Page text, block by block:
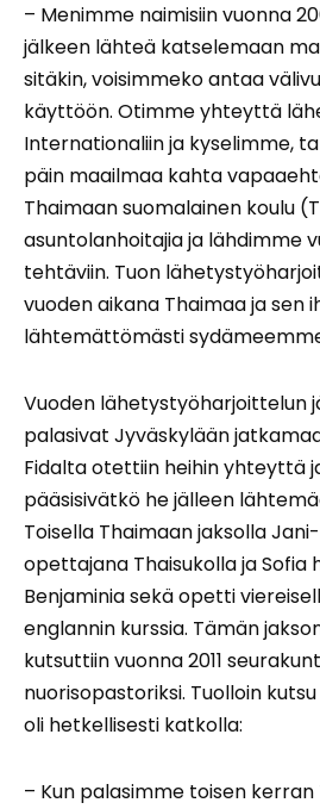
– Menimme naimisiin vuonna
jälkeen lähteä katselemaan
sitäkin, voisimmeko antaa
käyttöön. Otimme yhteyttä
Internationaliin ja kyselimme,
päin maailmaa kahta
Thaimaan suomalainen koulu
asuntolanhoitajia ja lähdimme
tehtäviin. Tuon
vuoden aikana Thaimaa ja sen
lähtemättömästi
Vuoden lähetystyöharjoittelun
palasivat Jyväskylään
Fidalta otettiin heihin yhteyttä
pääsisivätkö he jälleen
Toisella Thaimaan jaksolla
opettajana Thaisukolla ja Sofia
Benjaminia sekä opetti
englannin kurssia. Tämän
kutsuttiin vuonna 2011
nuorisopastoriksi. Tuolloin
oli hetkellisesti katkolla:
– Kun palasimme toisen